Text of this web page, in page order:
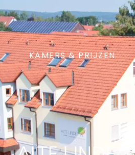
KAMERS & PRIJZEN